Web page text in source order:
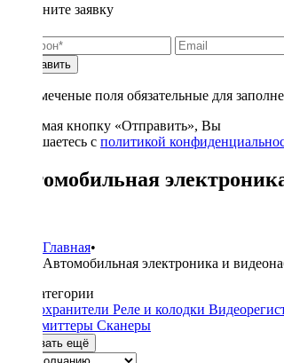
Заполните заявку
Отправить
* - отмеченые поля обязательные для
Нажимая кнопку «Отправить», Вы
соглашаетесь с политикой
Автомобильная
Главная•
Автомобильная электроника и
Подкатегории
Предохранители Реле и колодки
трансмиттеры Сканеры
Показать ещё